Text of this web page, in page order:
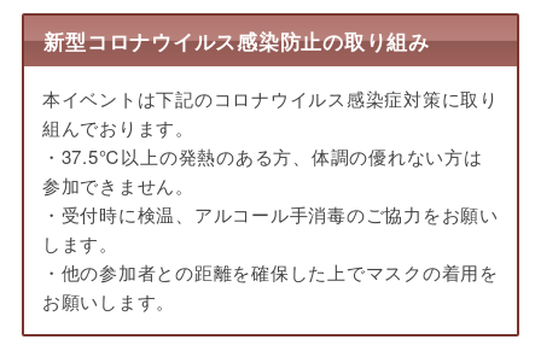
新型コロナウイルス感染防止の取り組み
本イベントは下記のコロナウイルス感染症対策に取り
組んでおります。
・37.5℃以上の発熱のある方、体調の優れない方は
参加できません。
・受付時に検温、アルコール手消毒のご協力をお願い
します。
・他の参加者との距離を確保した上でマスクの着用を
お願いします。